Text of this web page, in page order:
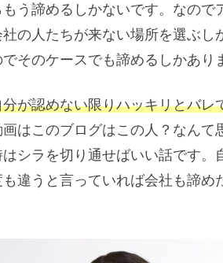
う諦めるしかないです。なので
の人たちが来ない場所を選ぶし
そのケースでも諦めるしかあり
分が認めない限りハッキリとバレ
はこのブログはこの人？なんて
シラを切り通せばいい話です。
違うと言っていれば会社も諦め